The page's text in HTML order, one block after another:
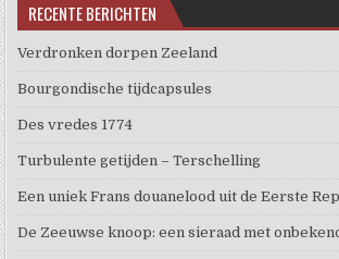
RECENTE BERICHTEN
Verdronken dorpen Zeeland
Bourgondische tijdcapsules
Des vredes 1774
Turbulente getijden – Terschelling
Een uniek Frans douanelood uit de Eerste
De Zeeuwse knoop: een sieraad met